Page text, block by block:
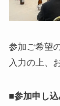
参加ご希望
入力の上、
■参加申し